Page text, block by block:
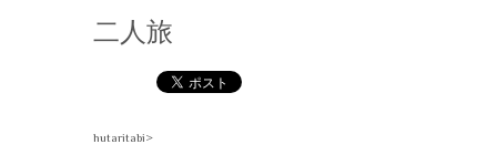
二人旅
hutaritabi>